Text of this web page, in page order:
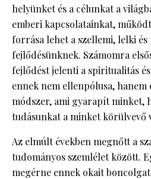
helyünket és a célunkat a
emberi kapcsolatainkat,
forrása lehet a szellemi, lelki
fejlődésünknek. Számomra
fejlődést jelenti a spiritualitás
ennek nem ellenpólusa, hanem
módszer, ami gyarapít minket,
tudásunkat a minket körülvevő
Az elmúlt években megnőtt a
tudományos szemlélet között.
megérne ennek okait